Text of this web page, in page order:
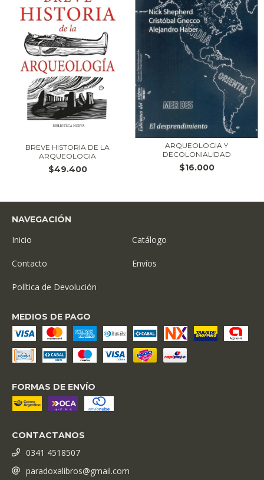
BREVE HISTORIA DE LA
ARQUEOLOGIA
$49.400
ARQUEOLOGIA Y
DECOLONIALIDAD
$16.000
NAVEGACIÓN
Inicio Catálogo
Contacto Envíos
Política de Devolución
MEDIOS DE PAGO
FORMAS DE ENVÍO
CONTACTANOS
0341 4518507
paradoxalibros@gmail.com